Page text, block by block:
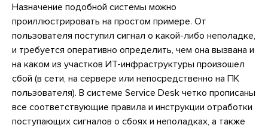
Назначение подобной системы можно
проиллюстрировать на простом примере. От
пользователя поступил сигнал о какой-либо неполадке,
и требуется оперативно определить, чем она вызвана и
на каком из участков ИТ-инфраструктуры произошел
сбой (в сети, на сервере или непосредственно на ПК
пользователя). В системе Service Desk четко прописаны
все соответствующие правила и инструкции отработки
поступающих сигналов о сбоях и неполадках, а также